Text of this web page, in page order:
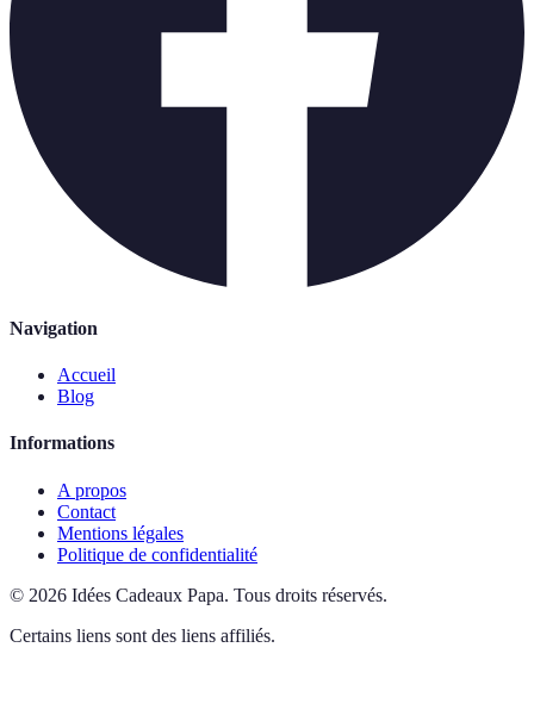
Navigation
Accueil
Blog
Informations
A propos
Contact
Mentions légales
Politique de confidentialité
© 2026 Idées Cadeaux Papa. Tous droits réservés.
Certains liens sont des liens affiliés.